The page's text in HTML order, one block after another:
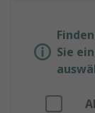
Sie